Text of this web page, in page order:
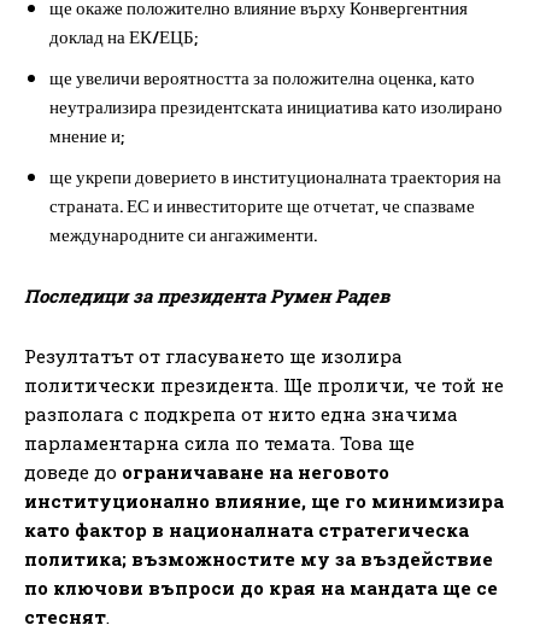
ще окаже положително влияние върху Конвергентния
доклад на ЕК/ЕЦБ;
ще увеличи вероятността за положителна оценка, като
неутрализира президентската инициатива като изолирано
мнение и;
ще укрепи доверието в институционалната траектория на
страната. ЕС и инвеститорите ще отчетат, че спазваме
международните си ангажименти.
Последици за президента Румен Радев
Резултатът от гласуването ще изолира
политически президента. Ще проличи, че той не
разполага с подкрепа от нито една значима
парламентарна сила по темата. Това ще
доведе до ограничаване на неговото
институционално влияние, ще го минимизира
като фактор в националната стратегическа
политика; възможностите му за въздействие
по ключови въпроси до края на мандата ще се
стеснят.